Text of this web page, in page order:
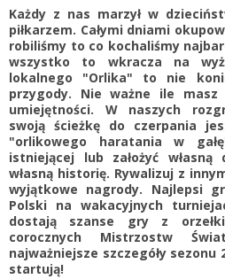
Każdy z nas marzył w
piłkarzem. Całymi dniami
robiliśmy to co kochaliśmy
wszystko to wkracza na
lokalnego "Orlika" to nie
przygody. Nie ważne ile
umiejętności. W naszych
swoją ścieżkę do czerpania
"orlikowego haratania w
istniejącej lub założyć
własną historię. Rywalizuj z
wyjątkowe nagrody. Najlepsi
Polski na wakacyjnych
dostają szanse gry z
corocznych Mistrzostw
najważniejsze szczegóły sezonu
startują!